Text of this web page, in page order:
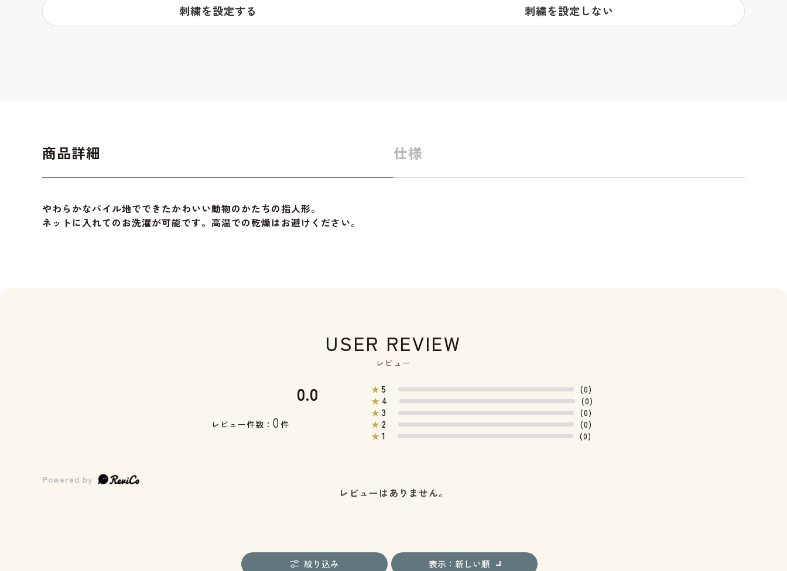
刺繍を設定する 刺繍を設定しない
商品詳細 仕様
やわらかなパイル地でできたかわいい動物のかたちの指人形。
ネットに入れてのお洗濯が可能です。高温での乾燥はお避けください。
USER REVIEW
レビュー
0.0
レビュー件数： 0 件
★ 5
(0)
★ 4
(0)
★ 3
(0)
★ 2
(0)
★ 1 (0)
レビューはありません。
絞り込み 表示：新しい順